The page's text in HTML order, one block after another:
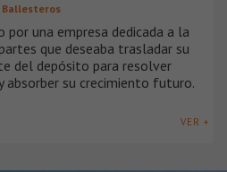
Ballesteros
una empresa dedicada a la
que deseaba trasladar su
del depósito para resolver
absorber su crecimiento futuro.
VER +